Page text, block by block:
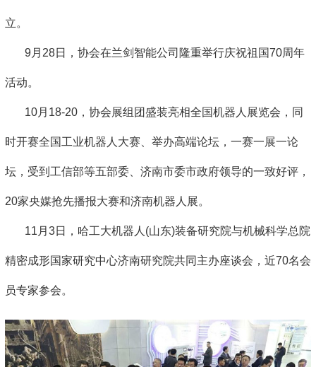
立。
9月28日，协会在兰剑智能公司隆重举行庆祝祖国70周年
活动。
10月18-20，协会展组团盛装亮相全国机器人展览会，同
时开赛全国工业机器人大赛、举办高端论坛，一赛一展一论
坛，受到工信部等五部委、济南市委市政府领导的一致好评，
20家央媒抢先播报大赛和济南机器人展。
11月3日，哈工大机器人(山东)装备研究院与机械科学总院
精密成形国家研究中心济南研究院共同主办座谈会，近70名会
员专家参会。